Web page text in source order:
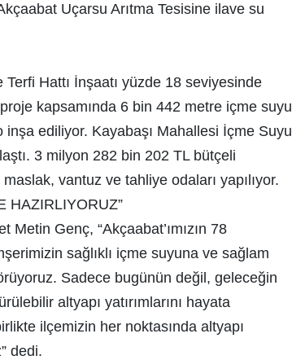
Uçarsu Arıtma Tesisine ilave su
Hattı İnşaatı yüzde 18 seviyesinde
kapsamında 6 bin 442 metre içme suyu
ediliyor. Kayabaşı Mahallesi İçme Suyu
3 milyon 282 bin 202 TL bütçeli
vantuz ve tahliye odaları yapılıyor.
HAZIRLIYORUZ”
Genç, “Akçaabat’ımızın 78
sağlıklı içme suyuna ve sağlam
Sadece bugünün değil, geleceğin
altyapı yatırımlarını hayata
ilçemizin her noktasında altyapı
dedi.